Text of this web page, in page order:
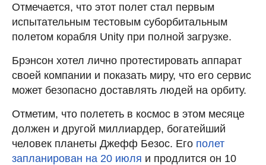
Отмечается, что этот полет стал первым
испытательным тестовым суборбитальным
полетом корабля Unity при полной загрузке.
Брэнсон хотел лично протестировать аппарат
своей компании и показать миру, что его сервис
может безопасно доставлять людей на орбиту.
Отметим, что полететь в космос в этом месяце
должен и другой миллиардер, богатейший
человек планеты Джефф Безос. Его полет
запланирован на 20 июля и продлится он 10